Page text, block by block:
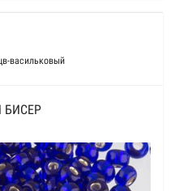
васильковый
БИСЕР